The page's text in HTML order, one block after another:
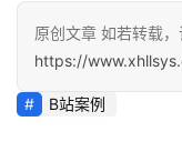
运
营
百
原创文章 如若转载，
https://
B站案例